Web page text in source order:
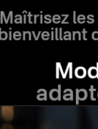
Maîtrisez
bienveillant